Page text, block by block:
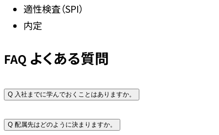
適性検査（SPI）
内定
FAQ よくある質問
Q 入社までに学んでおくことはありますか。
Q 配属先はどのように決まりますか。